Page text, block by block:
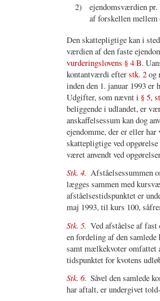
2)
ejendomsværdien
af forskellen mellem
Den skattepligtige kan i
værdien af den faste
vurderingslovens § 4 B.
kontantværdi efterstk. 2og
inden den 1. januar 1993 er
Udgifter, som nævnt i § 5,
beliggende i udlandet, er
anskaffelsessum kan dog
ejendomme, der er eller
skattepligtige ved
været anvendt ved
Stk. 4. Afståelsessummen
lægges sammen med
afståelsestidspunktet er
maj 1993, til kurs 100,
Stk. 5. Ved afståelse af
en fordeling af den samlede
samt mælkekvoter omfattet
tidspunktet for kvotens
Stk. 6. Såvel den samlede
har aftalt, er undergivet